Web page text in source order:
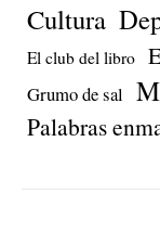
Cultura
El club del libro
Grumo de sal
Palabras